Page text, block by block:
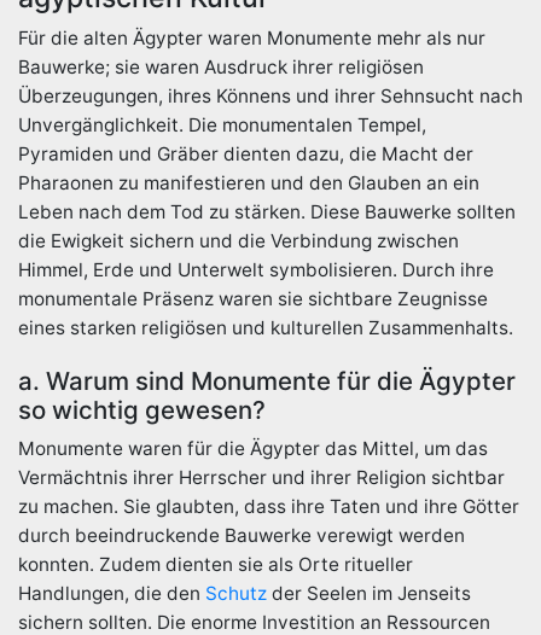
Für die alten Ägypter waren Monumente mehr als nur
Bauwerke; sie waren Ausdruck ihrer religiösen
Überzeugungen, ihres Könnens und ihrer Sehnsucht nach
Unvergänglichkeit. Die monumentalen Tempel,
Pyramiden und Gräber dienten dazu, die Macht der
Pharaonen zu manifestieren und den Glauben an ein
Leben nach dem Tod zu stärken. Diese Bauwerke sollten
die Ewigkeit sichern und die Verbindung zwischen
Himmel, Erde und Unterwelt symbolisieren. Durch ihre
monumentale Präsenz waren sie sichtbare Zeugnisse
eines starken religiösen und kulturellen Zusammenhalts.
a. Warum sind Monumente für die Ägypter
so wichtig gewesen?
Monumente waren für die Ägypter das Mittel, um das
Vermächtnis ihrer Herrscher und ihrer Religion sichtbar
zu machen. Sie glaubten, dass ihre Taten und ihre Götter
durch beeindruckende Bauwerke verewigt werden
konnten. Zudem dienten sie als Orte ritueller
Handlungen, die den Schutz der Seelen im Jenseits
sichern sollten. Die enorme Investition an Ressourcen